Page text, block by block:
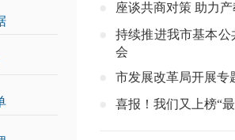
座谈共商对策 助力
持续推进我市基本
会
市发展改革局开展专
喜报！我们又上榜“